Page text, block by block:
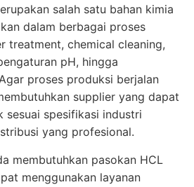
salah satu bahan kimia
dalam berbagai proses
treatment, chemical cleaning,
pH, hingga
proses produksi berjalan
supplier yang dapat
sesuai spesifikasi industri
yang profesional.
membutuhkan pasokan HCL
menggunakan layanan